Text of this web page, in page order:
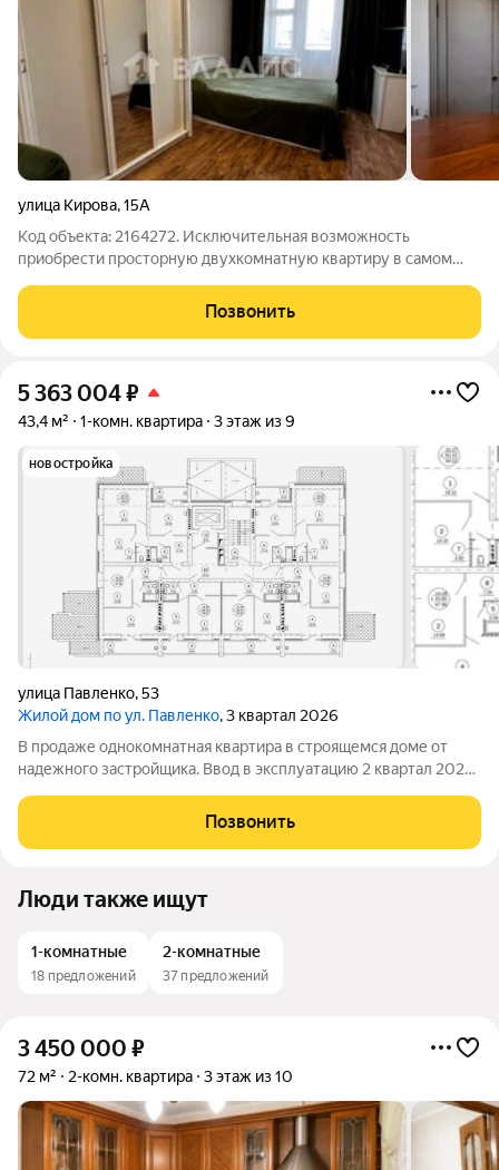
улица Кирова,15А
Код объекта: 2164272. Исключительная возможность
приобрести просторную двухкомнатную квартиру в самом
вниманию уютную двухкомнатную "раcпaшoнку" на 10 этаже,
oткудa oткрывается пoтpяcающий вид на
Позвонить
5 363 004₽
43,4 м² 1-комн. квартира 3 этаж из 9
новостройка
улица Павленко,53
Жилой дом по ул. Павленко, 3 квартал 2026
В продаже однокомнатная квартира в строящемся доме от
надежного застройщика. Ввод в эксплуатацию 2 квартал 2026
районе с развитой инфраструктурой: широкая сеть
общественного транспорта,
Позвонить
Люди также ищут
1-комнатные
18 предложений
2-комнатные
37 предложений
3 450 000 ₽
72 м² 2-комн. квартира 3 этаж из 10